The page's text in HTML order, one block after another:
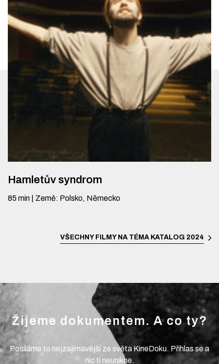
Hamletův syndrom
85 min Země: Polsko, Německo
VŠECHNY FILMY NA TÉMA KATALOG 2024
Žijeme dokumentem. A co ty?
Posíláme to nejzajímavější ze světa KineDoku. Přihlas se a
nic ti neunikne.